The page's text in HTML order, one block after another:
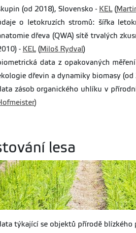
(od 2018), Slovensko - KEL (
o letokruzích stromů: šířka
dřeva (QWA) sítě trvalých
- KEL (Miloš Rydval)
data z opakovaných
dřevin a dynamiky biomasy (od
zásob organického uhlíku v
)
lesa
týkající se objektů přírodě blízkého